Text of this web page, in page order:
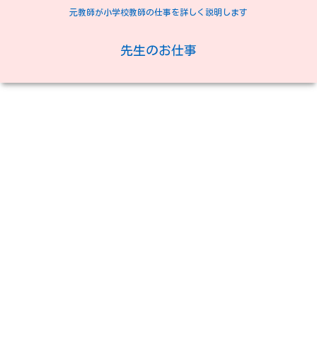
元教師が小学校教師の仕事を詳しく説明します
先生のお仕事